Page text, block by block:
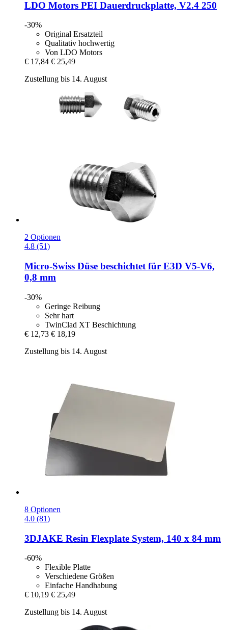
LDO Motors PEI Dauerdruckplatte, V2.4 250
-30%
Original Ersatzteil
Qualitativ hochwertig
Von LDO Motors
€ 17,84 € 25,49
Zustellung bis 14. August
2 Optionen
4.8 (51)
Micro-Swiss Düse beschichtet für E3D V5-​V6,
0,8 mm
-30%
Geringe Reibung
Sehr hart
TwinClad XT Beschichtung
€ 12,73 € 18,19
Zustellung bis 14. August
8 Optionen
4.0 (81)
3DJAKE Resin Flexplate System, 140 x 84 mm
-60%
Flexible Platte
Verschiedene Größen
Einfache Handhabung
€ 10,19 € 25,49
Zustellung bis 14. August